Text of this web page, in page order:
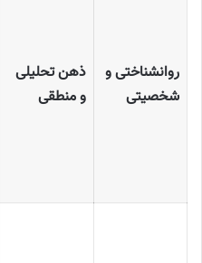
روانشناختی و
شخصیتی
ذهن تحلیلی
و منطقی